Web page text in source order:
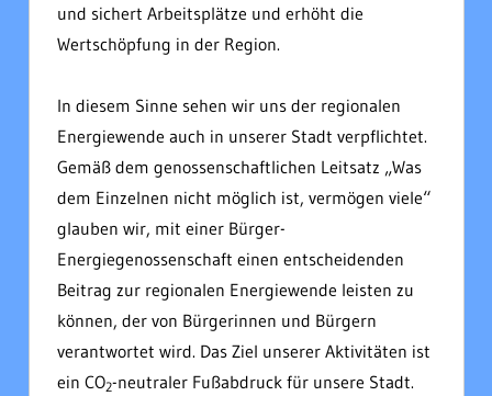
und sichert Arbeitsplätze und erhöht die
Wertschöpfung in der Region.
In diesem Sinne sehen wir uns der regionalen
Energiewende auch in unserer Stadt verpflichtet.
Gemäß dem genossenschaftlichen Leitsatz „Was
dem Einzelnen nicht möglich ist, vermögen viele“
glauben wir, mit einer Bürger-
Energiegenossenschaft einen entscheidenden
Beitrag zur regionalen Energiewende leisten zu
können, der von Bürgerinnen und Bürgern
verantwortet wird. Das Ziel unserer Aktivitäten ist
ein CO2-neutraler Fußabdruck für unsere Stadt.